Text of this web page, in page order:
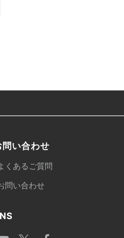
問い合わせ
くあるご質問
問い合わせ